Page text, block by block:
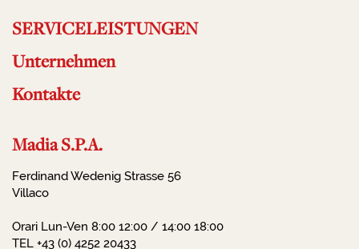
SERVICELEISTUNGEN
Unternehmen
Kontakte
Madia S.P.A.
Ferdinand Wedenig Strasse 56
Villaco
Orari Lun-Ven 8:00 12:00 / 14:00 18:00
TEL +43 (0) 4252 20433